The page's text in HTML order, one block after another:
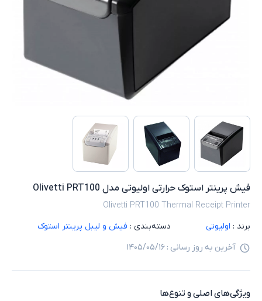
فیش پرینتر استوک حرارتی اولیوتی مدل Olivetti PRT100
Olivetti PRT100 Thermal Receipt Printer
برند : اولیوتی دسته‌بندی : فیش و لیبل پرینتر استوک
آخرین به روز رسانی : ۱۴۰۵/۰۵/۱۶
ویژگی‌های اصلی و تنوع‌ها